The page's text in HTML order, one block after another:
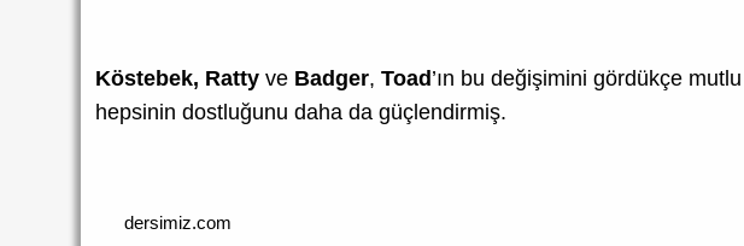
Köstebek, Ratty ve Badger,Toad’ın bu değişimini gördükçe
hepsinin dostluğunu daha da güçlendirmiş.
dersimiz.com